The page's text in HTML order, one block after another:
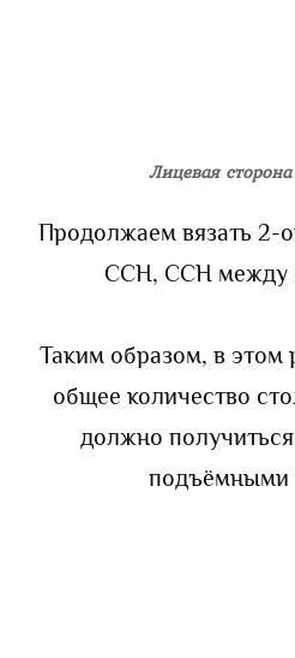
Лицевая
Продолжаем вязать 2-
ССН, ССН между
Таким образом, в этом
общее количество
должно
подъёмными